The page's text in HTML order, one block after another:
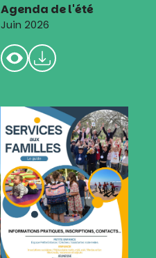
Agenda de l'été
Juin 2026